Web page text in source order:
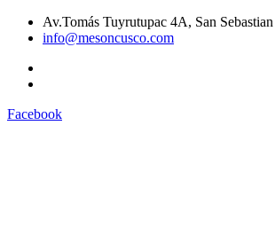
Av.Tomás Tuyrutupac 4A, San Sebastian
info@mesoncusco.com
Facebook